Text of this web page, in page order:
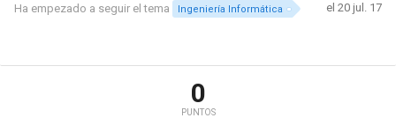
Ha empezado a seguir el tema Ingeniería Informática el 20 jul. 17
0
PUNTOS